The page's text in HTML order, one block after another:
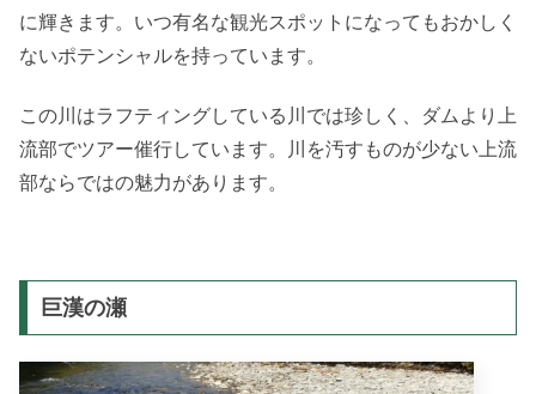
に輝きます。いつ有名な観光スポットになってもおかしく
ないポテンシャルを持っています。
この川はラフティングしている川では珍しく、ダムより上
流部でツアー催行しています。川を汚すものが少ない上流
部ならではの魅力があります。
巨漢の瀬